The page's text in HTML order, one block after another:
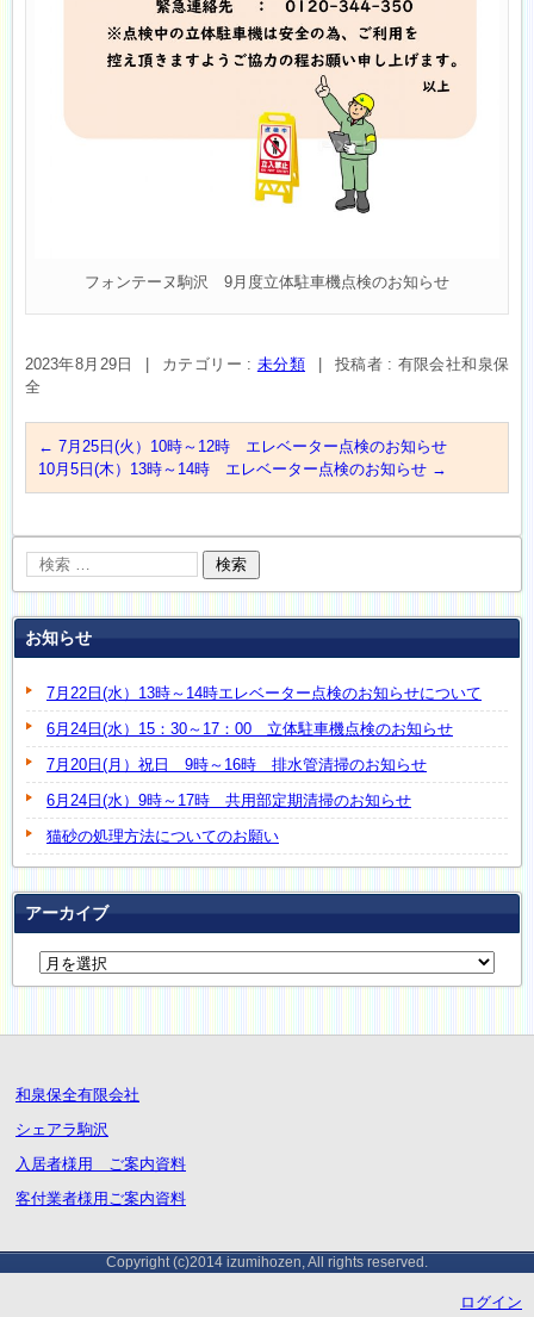
フォンテーヌ駒沢 9月度立体駐車機点検のお知らせ
2023年8月29日 | カテゴリー : 未分類 |
投稿者 : 有限会社和泉保
全
← 7月25日(火）10時～12時 エレベーター点検のお知らせ
10月5日(木）13時～14時 エレベーター点検のお知らせ →
お知らせ
7月22日(水）13時～14時エレベーター点検のお知らせについて
6月24日(水）15：30～17：00 立体駐車機点検のお知らせ
7月20日(月）祝日 9時～16時 排水管清掃のお知らせ
6月24日(水）9時～17時 共用部定期清掃のお知らせ
猫砂の処理方法についてのお願い
アーカイブ
和泉保全有限会社
シェアラ駒沢
入居者様用 ご案内資料
客付業者様用ご案内資料
Copyright (c)2014 izumihozen, All rights reserved.
ログイン